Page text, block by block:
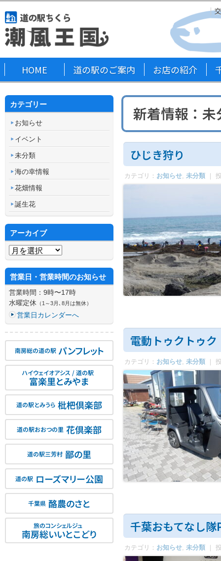
HOME 道の駅のご案内 お店の紹介
新着情報 ：
ひじき狩り
カテゴリ： お知らせ, 未分類 ｜
電動トゥクトゥク
カテゴリ： お知らせ, 未分類 ｜
千葉おもてなし
カテゴリ： お知らせ, 未分類 ｜
カテゴリー
お知らせ
イベント
未分類
海の幸情報
花畑情報
誕生花
アーカイブ
アーカイブ
営業日・営業時間のお知らせ
営業時間：9時〜17時
水曜定休 （1～3月､8月は無休）
営業日カレンダーへ
南房総の道の駅 パンフレット
ハイウェイオアシス / 道の駅
富楽里とみやま
道の駅とみうら 枇杷倶楽部
道の駅おおつの里 花倶楽部
道の駅三芳村 鄙の里
道の駅 ローズマリー公園
千葉県 酪農のさと
旅のコンシェルジュ
南房総いいとこどり